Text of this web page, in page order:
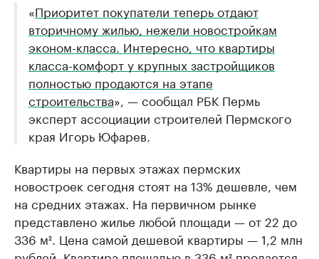
«Приоритет покупатели теперь отдают
вторичному жилью, нежели новостройкам
эконом-класса. Интересно, что квартиры
класса-комфорт у крупных застройщиков
полностью продаются на этапе
строительства», — сообщал РБК Пермь
эксперт ассоциации строителей Пермского
края Игорь Юфарев.
Квартиры на первых этажах пермских
новостроек сегодня стоят на 13% дешевле, чем
на средних этажах. На первичном рынке
представлено жилье любой площади — от 22 до
336 м². Цена самой дешевой квартиры — 1,2 млн